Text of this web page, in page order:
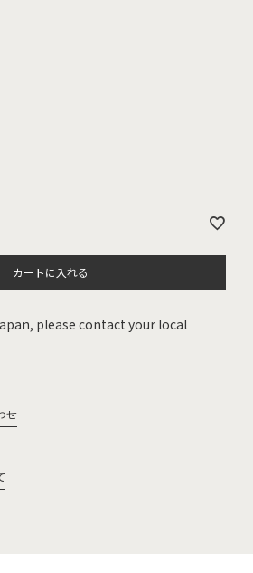
カートに入れる
please contact your local
せ